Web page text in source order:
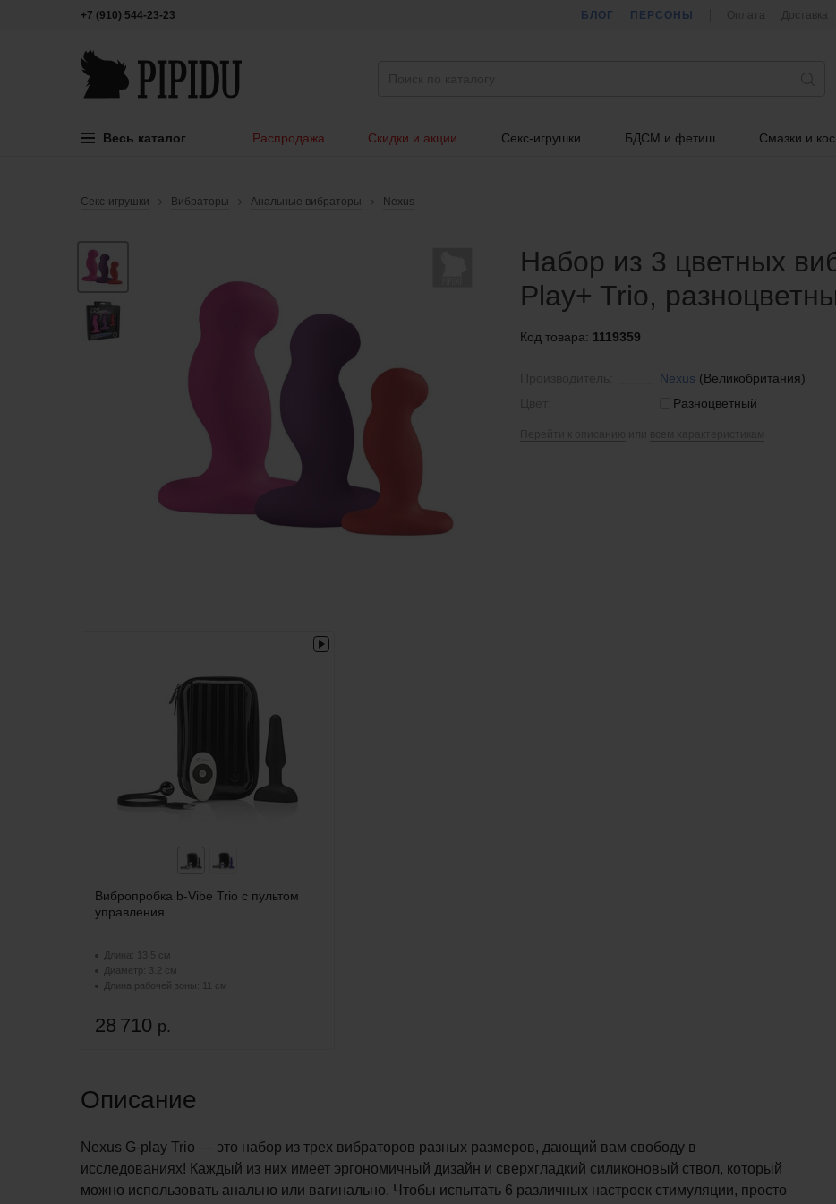
+7 (910) 544-23-23 БЛОГ ПЕРСОНЫ Оплата Доставка
Весь каталог Распродажа Скидки и акции Секс-игрушки БДСМ и фетиш Смазки и
Секс-игрушки Вибраторы Анальные вибраторы Nexus
Набор из 3 цветных
Play+ Trio,
Код товара: 1119359
Nexus (Великобритания)
Разноцветный
Вибропробка b-Vibe Trio с пультом
управления
Длина: 13.5 см
Диаметр: 3.2 см
Длина рабочей зоны: 11 см
28 710 р.
Описание
Nexus G-play Trio — это набор из трех вибраторов разных размеров, дающий вам свободу в
исследованиях! Каждый из них имеет эргономичный дизайн и сверхгладкий силиконовый ствол, который
можно использовать анально или вагинально. Чтобы испытать 6 различных настроек стимуляции, просто